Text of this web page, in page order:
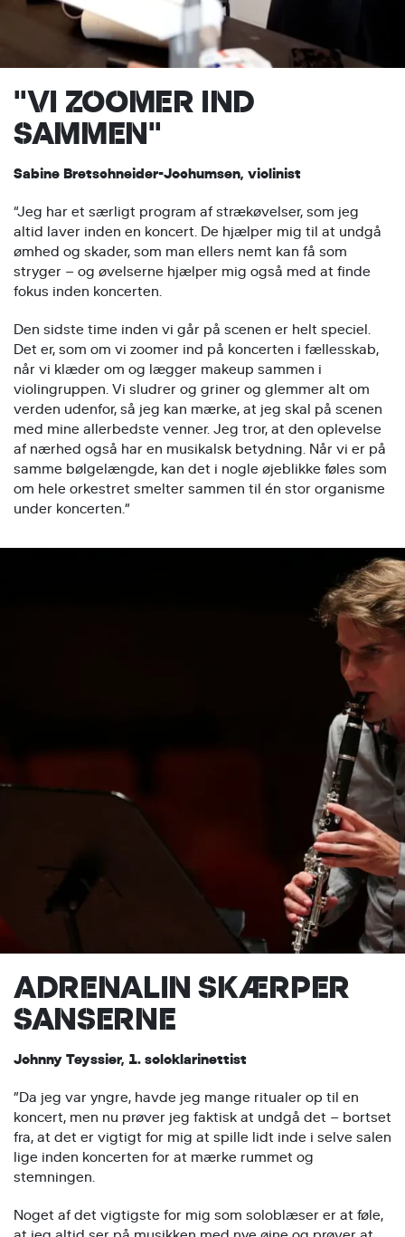
"VI ZOOMER IND
SAMMEN"
Sabine Bretschneider-Jochumsen, violinist
“Jeg har et særligt program af strækøvelser, som jeg
altid laver inden en koncert. De hjælper mig til at undgå
ømhed og skader, som man ellers nemt kan få som
stryger – og øvelserne hjælper mig også med at finde
fokus inden koncerten.
Den sidste time inden vi går på scenen er helt speciel.
Det er, som om vi zoomer ind på koncerten i fællesskab,
når vi klæder om og lægger makeup sammen i
violingruppen. Vi sludrer og griner og glemmer alt om
verden udenfor, så jeg kan mærke, at jeg skal på scenen
med mine allerbedste venner. Jeg tror, at den oplevelse
af nærhed også har en musikalsk betydning. Når vi er på
samme bølgelængde, kan det i nogle øjeblikke føles som
om hele orkestret smelter sammen til én stor organisme
under koncerten.”
ADRENALIN SKÆRPER
SANSERNE
Johnny Teyssier, 1. soloklarinettist
”Da jeg var yngre, havde jeg mange ritualer op til en
koncert, men nu prøver jeg faktisk at undgå det – bortset
fra, at det er vigtigt for mig at spille lidt inde i selve salen
lige inden koncerten for at mærke rummet og
stemningen.
Noget af det vigtigste for mig som soloblæser er at føle,